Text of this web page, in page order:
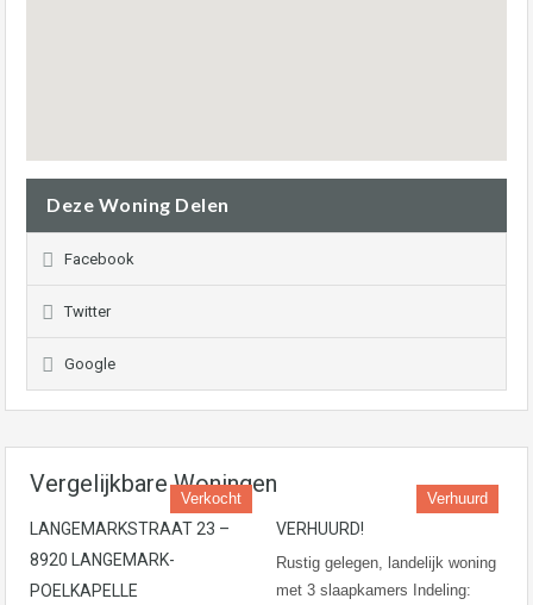
Deze Woning Delen
Facebook
Twitter
Google
Vergelijkbare Woningen
Verkocht
LANGEMARKSTRAAT 23 –
8920 LANGEMARK-
POELKAPELLE
Verhuurd
VERHUURD!
Rustig gelegen, landelijk woning
met 3 slaapkamers Indeling: